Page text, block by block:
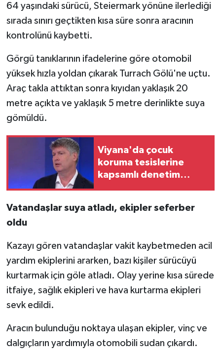
64 yaşındaki sürücü, Steiermark yönüne ilerlediği
sırada sınırı geçtikten kısa süre sonra aracının
kontrolünü kaybetti.
Görgü tanıklarının ifadelerine göre otomobil
yüksek hızla yoldan çıkarak Turrach Gölü'ne uçtu.
Araç takla attıktan sonra kıyıdan yaklaşık 20
metre açıkta ve yaklaşık 5 metre derinlikte suya
gömüldü.
Viyana'da çocuk
koruma tesislerine
kapsamlı denetim
Vatandaşlar suya atladı, ekipler seferber
oldu
Kazayı gören vatandaşlar vakit kaybetmeden acil
yardım ekiplerini ararken, bazı kişiler sürücüyü
kurtarmak için göle atladı. Olay yerine kısa sürede
itfaiye, sağlık ekipleri ve hava kurtarma ekipleri
sevk edildi.
Aracın bulunduğu noktaya ulaşan ekipler, vinç ve
dalgıçların yardımıyla otomobili sudan çıkardı.